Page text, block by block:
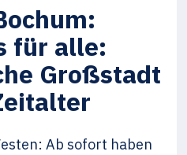
für alle:
Großstadt
Ab sofort haben